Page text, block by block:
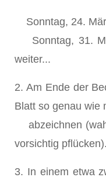
Sonntag, 24.
Sonntag, 31.
weiter...
2. Am Ende der
Blatt so genau wie
abzeichnen
vorsichtig pflücken).
3. In einem etwa